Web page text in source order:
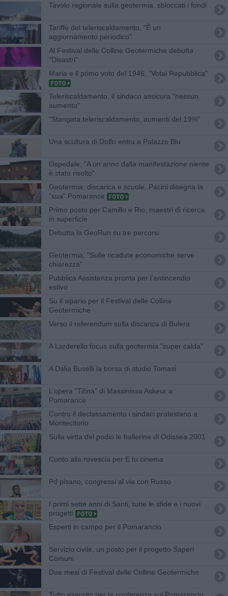
Tavolo regionale sulla geotermia, sbloccati i fondi
Tariffe del teleriscaldamento, "È un
aggiornamento periodico"
Al Festival delle Colline Geotermiche debutta
"Disastri"
Maria e il primo voto del 1946, "Votai Repubblica"
Teleriscaldamento, il sindaco assicura "nessun
aumento"
"Stangata teleriscaldamento, aumenti del 19%"
Una scultura di Dolfo entra a Palazzo Blu
Ospedale, "A un anno dalla manifestazione niente
è stato risolto"
Geotermia, discarica e scuole, Pacini disegna la
"sua" Pomarance
Primo posto per Camillo e Rio, maestri di ricerca
in superficie
Debutta la GeoRun su tre percorsi
Geotermia, "Sulle ricadute economiche serve
chiarezza"
Pubblica Assistenza pronta per l'antincendio
estivo
Su il sipario per il Festival delle Colline
Geotermiche
Verso il referendum sulla discarica di Bulera
A Larderello focus sulla geotermia "super calda"
A Dalia Buselli la borsa di studio Tomasi
L’opera “Tifina” di Massinissa Askeur a
Pomarance
Contro il declassamento i sindaci protestano a
Montecitorio
Sulla vetta del podio le ballerine di Odissea 2001
Conto alla rovescia per E fu cinema
Pd pisano, congressi al via con Russo
I primi sette anni di Santi, tutte le sfide e i nuovi
progetti
Esperti in campo per il Pomarancio
Servizio civile, un posto per il progetto Saperi
Comuni
Due mesi di Festival delle Colline Geotermiche
Tutto esaurito per la conferenza sul Pomarancio